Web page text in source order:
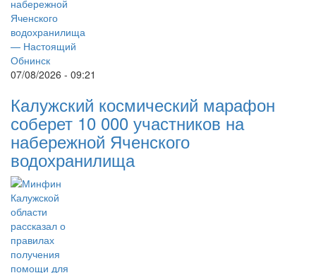
07/08/2026 - 09:21
Калужский космический марафон
соберет 10 000 участников на
набережной Яченского
водохранилища